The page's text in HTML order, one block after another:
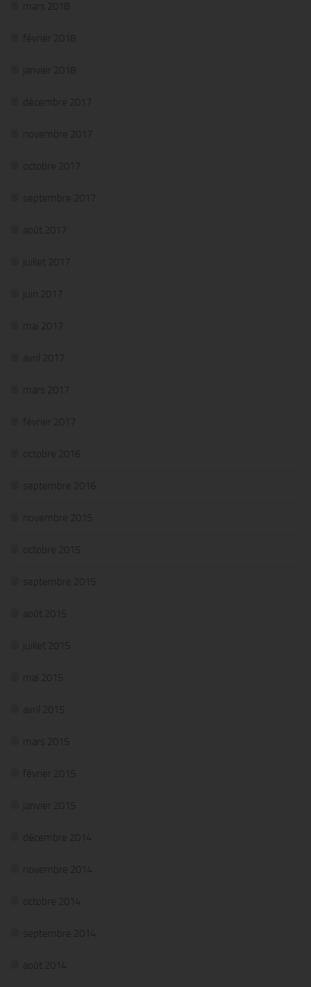
mars 2018
février 2018
janvier 2018
décembre 2017
novembre 2017
octobre 2017
septembre 2017
août 2017
juillet 2017
juin 2017
mai 2017
avril 2017
mars 2017
février 2017
octobre 2016
septembre 2016
novembre 2015
octobre 2015
septembre 2015
août 2015
juillet 2015
mai 2015
avril 2015
mars 2015
février 2015
janvier 2015
décembre 2014
novembre 2014
octobre 2014
septembre 2014
août 2014